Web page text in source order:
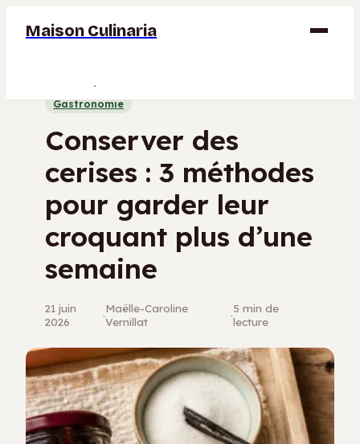
Maison Culinaria
Gastronomie
Bricolage
Gastronomie
Conserver des
cerises : 3 méthodes
pour garder leur
croquant plus d’une
semaine
21 juin
2026
·Maëlle-Caroline
Vernillat
·5 min de
lecture